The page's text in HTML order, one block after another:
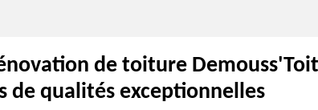
de toiture
de qualités exceptionnelles